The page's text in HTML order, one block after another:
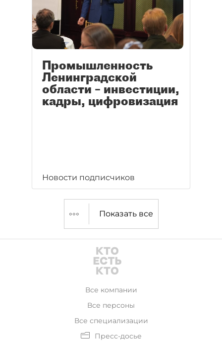
Промышленность
Ленинградской
области – инвестиции,
кадры, цифровизация
Новости подписчиков
Показать все
Все компании
Все персоны
Все специализации
Пресс-досье